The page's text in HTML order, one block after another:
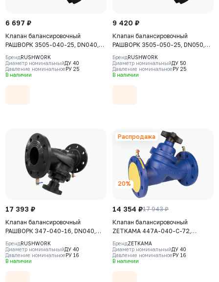
6 697 ₽
Клапан балансировочный
РАШВОРК 3505-040-25, DN040,
PN25, корпус - CW617N, клапан -
CW617N, уплотнение - PTFE, ВР/
ВР, BSPP
БрендRUSHWORK
Диаметр номинальныйДУ 40
Давление номинальноеРУ 25
В наличии
9 420 ₽
Клапан балансировочный
РАШВОРК 3505-050-25, DN050,
PN25, корпус - CW617N, клапан -
CW617N, уплотнение - PTFE, ВР/
ВР, BSPP
БрендRUSHWORK
Диаметр номинальныйДУ 50
Давление номинальноеРУ 25
В наличии
17 393 ₽
Клапан балансировочный
РАШВОРК 347-040-16, DN040,
PN16, корпус - чугун GJS-400-15
(GGG40), клапан - нерж. сталь
CF8, уплотнение - EPDM, Ф/Ф
БрендRUSHWORK
Диаметр номинальныйДУ 40
Давление номинальноеРУ 16
В наличии
Распродажа
14 354 ₽17 943 ₽
20%
Клапан балансировочный
ZETKAMA 447A-040-C-72,
DN040, PN16, корпус - чугун GJL-
250 (GG25), Ф/Ф
БрендZETKAMA
Диаметр номинальныйДУ 40
Давление номинальноеРУ 16
В наличии